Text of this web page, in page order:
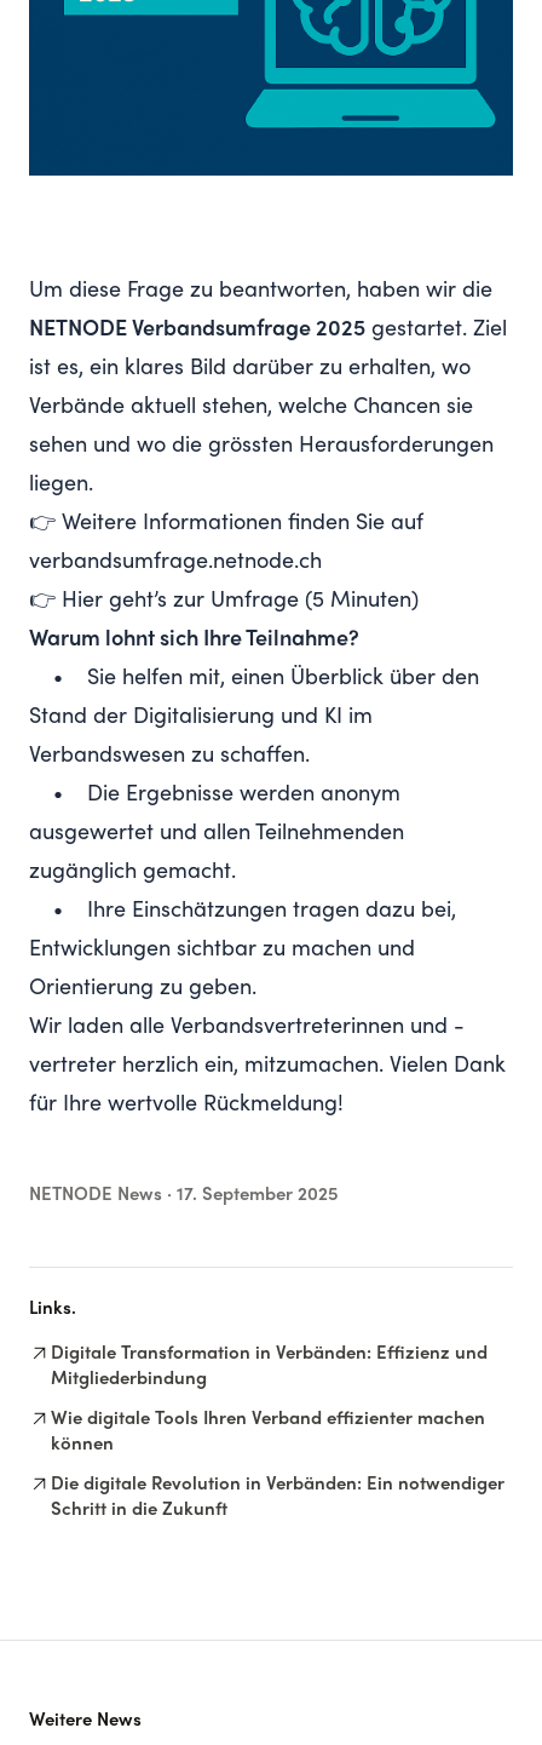
Um diese Frage zu beantworten, haben wir die
NETNODE Verbandsumfrage 2025 gestartet. Ziel
ist es, ein klares Bild darüber zu erhalten, wo
Verbände aktuell stehen, welche Chancen sie
sehen und wo die grössten Herausforderungen
liegen.
👉 Weitere Informationen finden Sie auf
verbandsumfrage.netnode.ch
👉 Hier geht’s zur Umfrage (5 Minuten)
Warum lohnt sich Ihre Teilnahme?
• Sie helfen mit, einen Überblick über den
Stand der Digitalisierung und KI im
Verbandswesen zu schaffen.
• Die Ergebnisse werden anonym
ausgewertet und allen Teilnehmenden
zugänglich gemacht.
• Ihre Einschätzungen tragen dazu bei,
Entwicklungen sichtbar zu machen und
Orientierung zu geben.
Wir laden alle Verbandsvertreterinnen und -
vertreter herzlich ein, mitzumachen. Vielen Dank
für Ihre wertvolle Rückmeldung!
NETNODE News · 17. September 2025
Links.
arrow_outward Digitale Transformation in Verbänden: Effizienz und
Mitgliederbindung
arrow_outward Wie digitale Tools Ihren Verband effizienter machen
können
arrow_outward Die digitale Revolution in Verbänden: Ein notwendiger
Schritt in die Zukunft
Weitere News